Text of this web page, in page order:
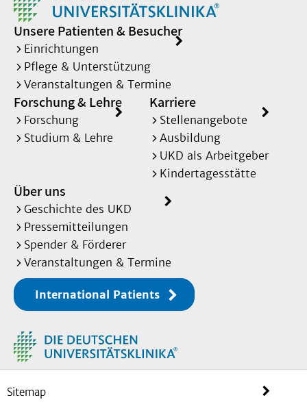
Unsere Patienten & Besucher
Einrichtungen
Pflege & Unterstützung
Veranstaltungen & Termine
Forschung & Lehre
Forschung
Studium & Lehre
Karriere
Stellenangebote
Ausbildung
UKD als Arbeitgeber
Kindertagesstätte
Über uns
Geschichte des UKD
Pressemitteilungen
Spender & Förderer
Veranstaltungen & Termine
International Patients
Sitemap